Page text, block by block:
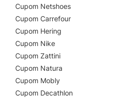
Cupom Netshoes
Cupom Carrefour
Cupom Hering
Cupom Nike
Cupom Zattini
Cupom Natura
Cupom Mobly
Cupom Decathlon